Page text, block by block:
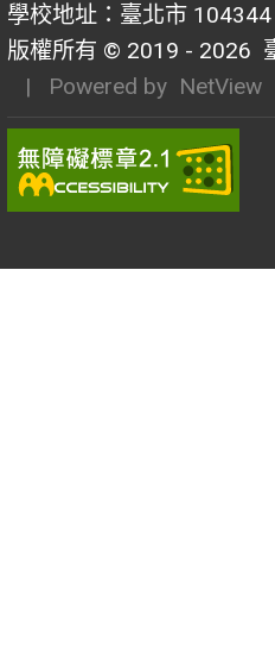
學校地址：臺北市
版權所有 © 2019 - 2026
| Powered by NetView